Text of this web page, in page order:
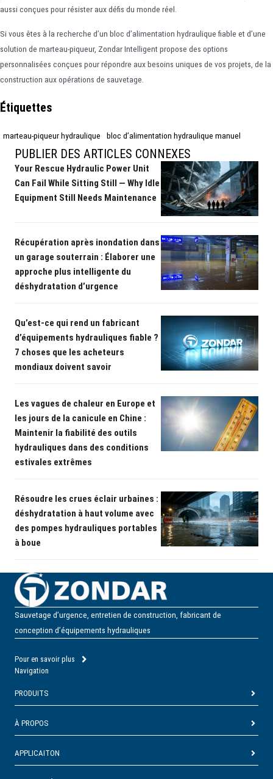
aussi conçues pour résister aux défis du monde réel.
Si vous êtes à la recherche d’un bloc d’alimentation hydraulique fiable et d’une
solution de marteau-piqueur, Zondar Intelligent propose des options
personnalisées conçues pour répondre aux besoins uniques de vos projets, de la
construction aux opérations de sauvetage.
Étiquettes
marteau-piqueur hydraulique bloc d’alimentation hydraulique manuel
PUBLIER DES ARTICLES CONNEXES
Your Rescue Hydraulic Power Unit
Can Fail While Sitting Still — Why Idle
Equipment Still Needs Maintenance
Récupération après inondation dans
un garage souterrain : Élaborer une
approche plus intelligente du
déshydratation d’urgence
Qu’est-ce qui rend un fabricant
d’équipements hydrauliques fiable ?
7 choses que les acheteurs
mondiaux doivent savoir
Les vagues de chaleur en Europe et
les jours de la canicule en Chine :
Maintenir la fiabilité des outils
hydrauliques dans des conditions
estivales extrêmes
Résoudre les crues éclair urbaines :
déshydratation à haut volume avec
des pompes hydrauliques portables
à boue
Sauvetage d’urgence, entretien de construction, fabricant de
conception d’équipements hydrauliques
Pour en savoir plus
Navigation
PRODUITS
À PROPOS
APPLICAITON